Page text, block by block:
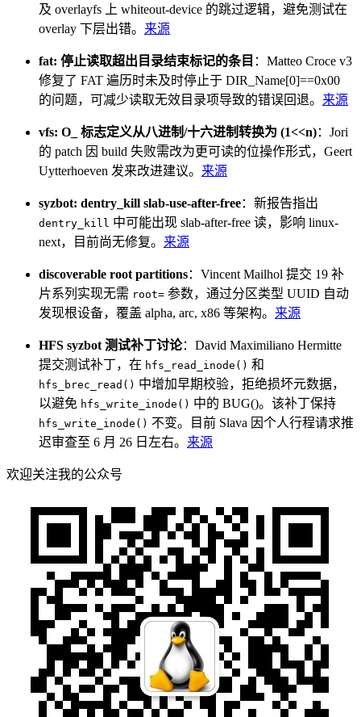
及 overlayfs 上 whiteout-device 的跳过逻辑，避免测试在
overlay 下层出错。 来源
fat: 停止读取超出目录结束标记的条目 ：Matteo Croce v3
修复了 FAT 遍历时未及时停止于 DIR_Name[0]==0x00
的问题，可减少读取无效目录项导致的错误回退。 来源
vfs: O_ 标志定义从八进制/十六进制转换为 (1<<n)：Jori
的 patch 因 build 失败需改为更可读的位操作形式，Geert
Uytterhoeven 发来改进建议。 来源
syzbot: dentry_kill slab-use-after-free：新报告指出
dentry_kill 中可能出现 slab-after-free 读，影响 linux-
next，目前尚无修复。 来源
discoverable root partitions：Vincent Mailhol 提交 19 补
片系列实现无需 root= 参数，通过分区类型 UUID 自动
发现根设备，覆盖 alpha, arc, x86 等架构。 来源
HFS syzbot 测试补丁讨论：David Maximiliano Hermitte
提交测试补丁，在 hfs_read_inode() 和
hfs_brec_read() 中增加早期校验，拒绝损坏元数据，
以避免 hfs_write_inode() 中的 BUG()。该补丁保持
hfs_write_inode() 不变。目前 Slava 因个人行程请求推
迟审查至 6 月 26 日左右。 来源
欢迎关注我的公众号